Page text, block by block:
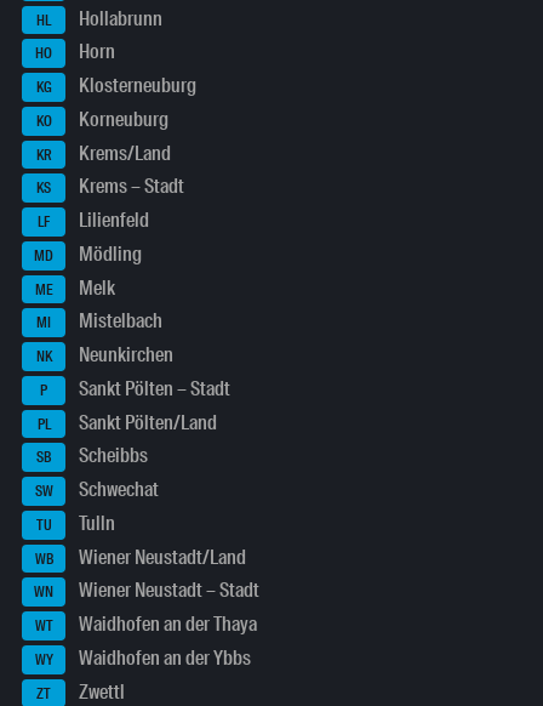
HL Hollabrunn
HO Horn
KG Klosterneuburg
KO Korneuburg
KR Krems/Land
KS Krems – Stadt
LF Lilienfeld
MD Mödling
ME Melk
MI Mistelbach
NK Neunkirchen
P Sankt Pölten – Stadt
PL Sankt Pölten/Land
SB Scheibbs
SW Schwechat
TU Tulln
WB Wiener Neustadt/Land
WN Wiener Neustadt – Stadt
WT Waidhofen an der Thaya
WY Waidhofen an der Ybbs
ZT Zwettl